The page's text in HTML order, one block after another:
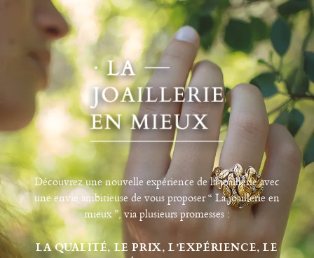
Découvrez une nouvelle expérience de la joaillerie avec
une envie ambitieuse de vous proposer “ La joaillerie en
mieux ”, via plusieurs promesses :
LA QUALITÉ, LE PRIX, L’EXPÉRIENCE, LE